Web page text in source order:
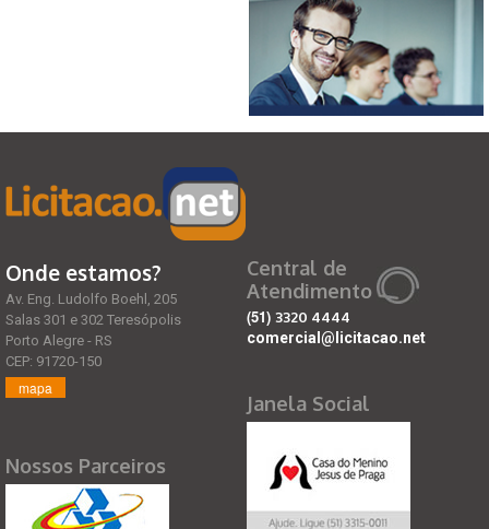
Onde estamos?
Av. Eng. Ludolfo Boehl, 205
Salas 301 e 302 Teresópolis
Porto Alegre - RS
CEP: 91720-150
mapa
Nossos Parceiros
Central de
Atendimento
(51) 3320 4444
comercial@licitacao.net
Janela Social